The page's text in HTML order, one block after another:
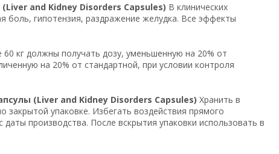
and Kidney Disorders Capsules) В клинических
боль, гипотензия, раздражение желудка. Все эффекты
кг должны получать дозу, уменьшенную на 20% от
на 20% от стандартной, при условии контроля
(Liver and Kidney Disorders Capsules) Хранить в
упаковке. Избегать воздействия прямого
производства. После вскрытия упаковки использовать в